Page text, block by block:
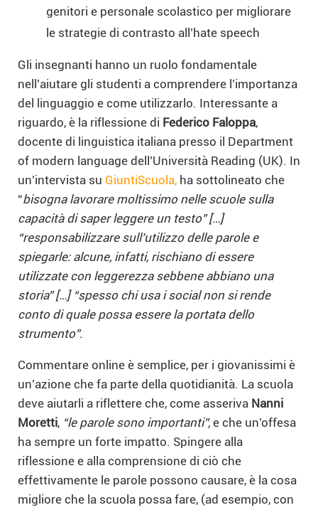
genitori e personale scolastico per migliorare
le strategie di contrasto all’hate speech
Gli insegnanti hanno un ruolo fondamentale
nell’aiutare gli studenti a comprendere l’importanza
del linguaggio e come utilizzarlo. Interessante a
riguardo, è la riflessione di Federico Faloppa,
docente di linguistica italiana presso il Department
of modern language dell’Università Reading (UK). In
un’intervista su GiuntiScuola, ha sottolineato che
“bisogna lavorare moltissimo nelle scuole sulla
capacità di saper leggere un testo” […]
“responsabilizzare sull’utilizzo delle parole e
spiegarle: alcune, infatti, rischiano di essere
utilizzate con leggerezza sebbene abbiano una
storia” […] “spesso chi usa i social non si rende
conto di quale possa essere la portata dello
strumento”.
Commentare online è semplice, per i giovanissimi è
un’azione che fa parte della quotidianità. La scuola
deve aiutarli a riflettere che, come asseriva Nanni
Moretti, “le parole sono importanti”, e che un’offesa
ha sempre un forte impatto. Spingere alla
riflessione e alla comprensione di ciò che
effettivamente le parole possono causare, è la cosa
migliore che la scuola possa fare, (ad esempio, con